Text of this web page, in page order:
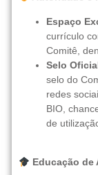
Espaço
currículo
Comitê,
Selo
selo do
redes
BIO,
de
Educação de